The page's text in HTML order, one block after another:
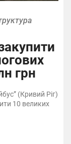
грн
(Кривий Ріг)
10 великих